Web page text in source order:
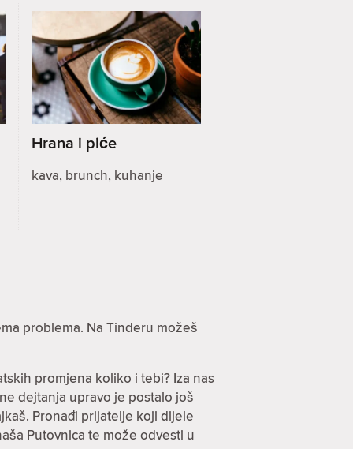
Hrana i piće
kava, brunch, kuhanje
problema. Na Tinderu možeš
promjena koliko i tebi? Iza nas
dejtanja upravo je postalo još
Pronađi prijatelje koji dijele
Putovnica te može odvesti u